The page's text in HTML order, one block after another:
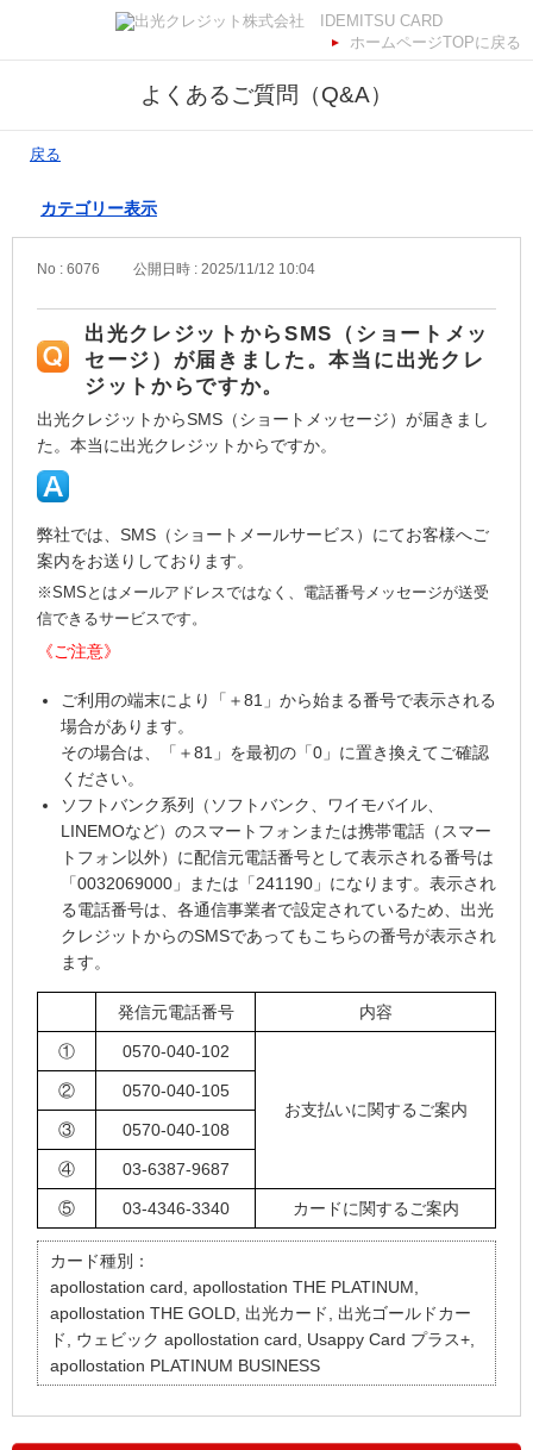
ホームページTOPに戻る
よくあるご質問（Q&A）
戻る
カテゴリー表示
No : 6076 公開日時 : 2025/11/12 10:04
出光クレジットからSMS（ショートメッ
セージ）が届きました。本当に出光クレ
ジットからですか。
出光クレジットからSMS（ショートメッセージ）が届きまし
た。本当に出光クレジットからですか。
弊社では、SMS（ショートメールサービス）にてお客様へご
案内をお送りしております。
※SMSとはメールアドレスではなく、電話番号メッセージが送受
信できるサービスです。
《ご注意》
ご利用の端末により「＋81」から始まる番号で表示される
場合があります。
その場合は、「＋81」を最初の「0」に置き換えてご確認
ください。
ソフトバンク系列（ソフトバンク、ワイモバイル、
LINEMOなど）のスマートフォンまたは携帯電話（スマー
トフォン以外）に配信元電話番号として表示される番号は
「0032069000」または「241190」になります。表示され
る電話番号は、各通信事業者で設定されているため、出光
クレジットからのSMSであってもこちらの番号が表示され
ます。
発信元電話番号 内容
① 0570-040-102
お支払いに関するご案内
② 0570-040-105
③ 0570-040-108
④ 03-6387-9687
⑤ 03-4346-3340 カードに関するご案内
カード種別：
apollostation card, apollostation THE PLATINUM,
apollostation THE GOLD, 出光カード, 出光ゴールドカー
ド, ウェビック apollostation card, Usappy Card プラス+,
apollostation PLATINUM BUSINESS